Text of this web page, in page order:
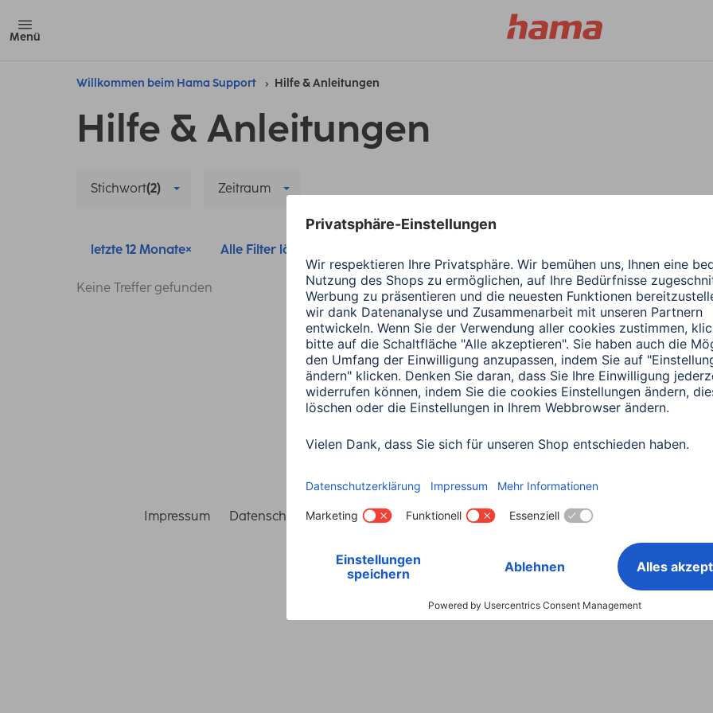
Menü
Willkommen beim Hama Support Hilfe & Anleitungen
Hilfe & Anleitungen
Stichwort(2) Zeitraum
letzte 12 Monate Alle Filter löschen
Keine Treffer gefunden
Land wählen
Impressum Datenschutz Garantiebestimmungen Konformitätserklärungen